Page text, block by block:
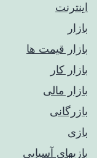
اینترنت
بازار
بازار قیمت ها
بازار کار
بازار مالی
بازرگانی
بازی
بازیهای آسیایی